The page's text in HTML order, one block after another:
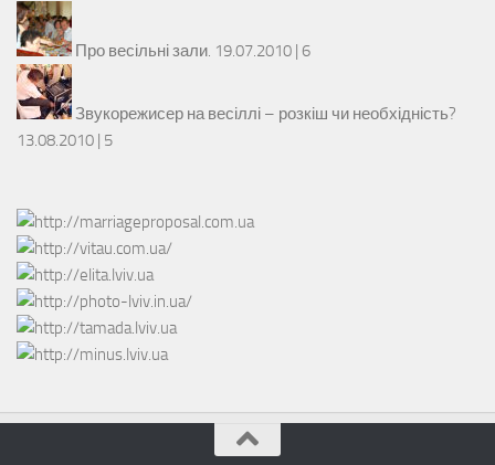
Про весільні зали. 19.07.2010 | 6
Звукорежисер на весіллі – розкіш чи необхідність?
13.08.2010 | 5